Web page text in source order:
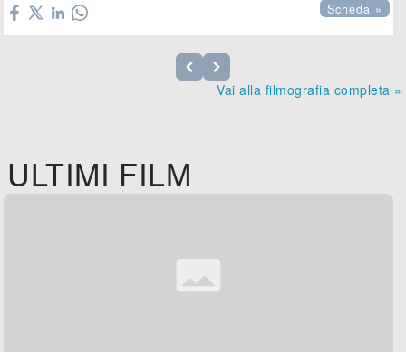
Scheda »
Vai alla filmografia completa »
ULTIMI FILM